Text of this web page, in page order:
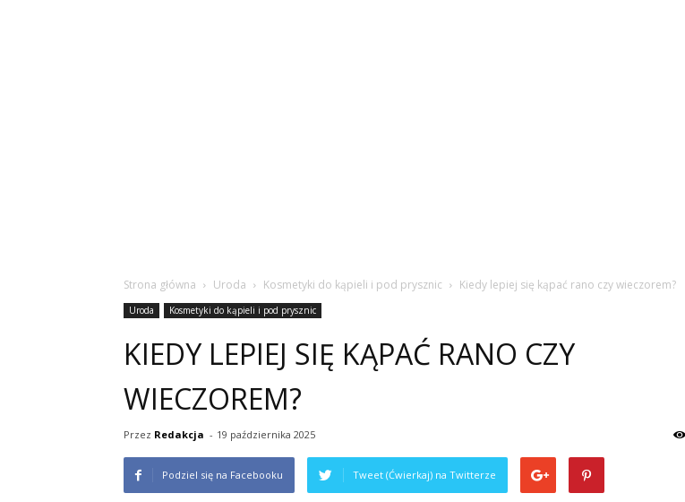
Strona główna Uroda Kosmetyki do kąpieli i pod prysznic Kiedy lepiej się kąpać rano czy wieczorem?
Uroda Kosmetyki do kąpieli i pod prysznic
KIEDY LEPIEJ SIĘ KĄPAĆ RANO CZY
WIECZOREM?
Przez Redakcja - 19 października 2025
Podziel się na Facebooku Tweet (Ćwierkaj) na Twitterze